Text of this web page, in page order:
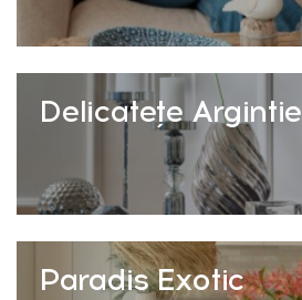
Delicatețe Argintie
Paradis Exotic